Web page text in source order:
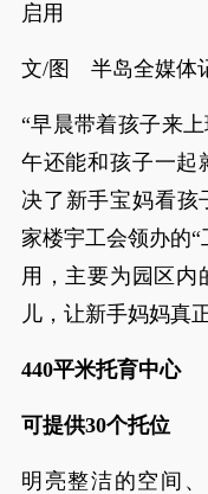
启用
文/图 半岛全媒体
“早晨带着孩子来
午还能和孩子一起
决了新手宝妈看孩
家楼宇工会领办的
用，主要为园区内
儿，让新手妈妈真
440平米托育中心
可提供30个托位
明亮整洁的空间